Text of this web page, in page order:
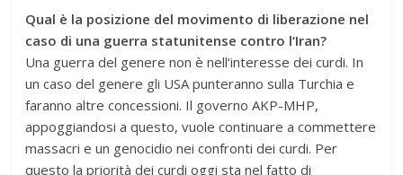
Qual è la posizione del movimento di liberazione nel
caso di una guerra statunitense contro l‘Iran?
Una guerra del genere non è nell‘interesse dei curdi. In
un caso del genere gli USA punteranno sulla Turchia e
faranno altre concessioni. Il governo AKP-MHP,
appoggiandosi a questo, vuole continuare a commettere
massacri e un genocidio nei confronti dei curdi. Per
questo la priorità dei curdi oggi sta nel fatto di